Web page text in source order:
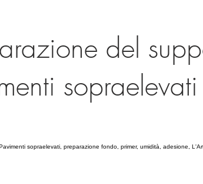
del
sopraelevati
sopraelevati, preparazione fondo, primer, umidità, adesione,